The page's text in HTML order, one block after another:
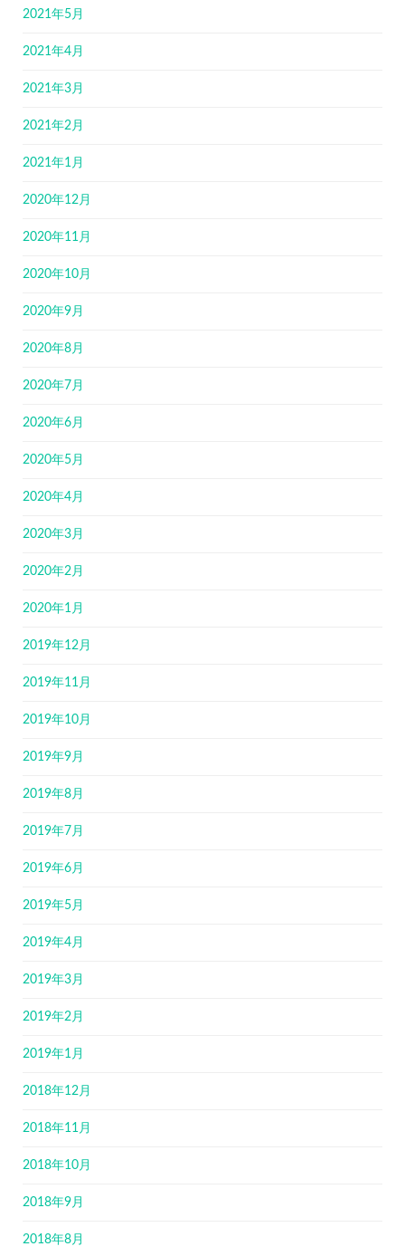
2021年5月
2021年4月
2021年3月
2021年2月
2021年1月
2020年12月
2020年11月
2020年10月
2020年9月
2020年8月
2020年7月
2020年6月
2020年5月
2020年4月
2020年3月
2020年2月
2020年1月
2019年12月
2019年11月
2019年10月
2019年9月
2019年8月
2019年7月
2019年6月
2019年5月
2019年4月
2019年3月
2019年2月
2019年1月
2018年12月
2018年11月
2018年10月
2018年9月
2018年8月